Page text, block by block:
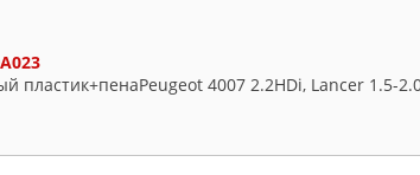
пластик+пенаPeugeot 4007 2.2HDi, Lancer 1.5-